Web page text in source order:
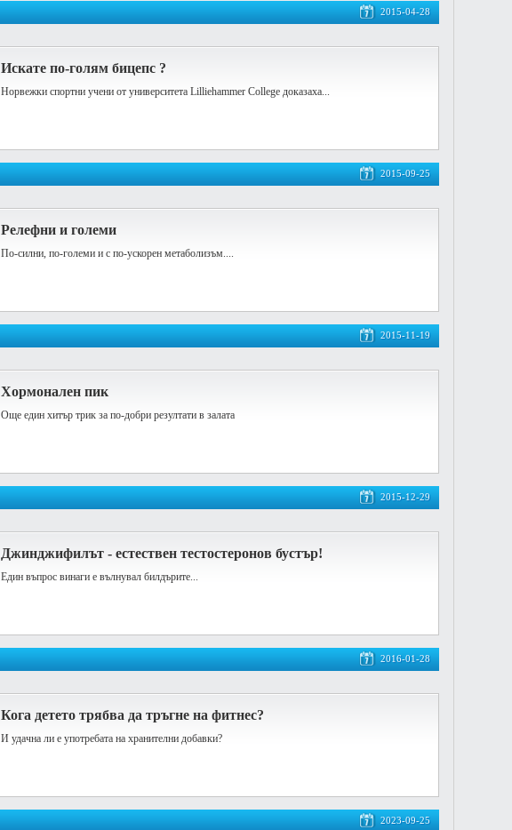
2015-04-28
Искате по-голям бицепс ?
Норвежки спортни учени от университета Lilliehammer College доказаха...
2015-09-25
Релефни и големи
По-силни, по-големи и с по-ускорен метаболизъм....
2015-11-19
Хормонален пик
Още един хитър трик за по-добри резултати в залата
2015-12-29
Джинджифилът - естествен тестостеронов бустър!
Един въпрос винаги е вълнувал билдърите...
2016-01-28
Кога детето трябва да тръгне на фитнес?
И удачна ли е употребата на хранителни добавки?
2023-09-25